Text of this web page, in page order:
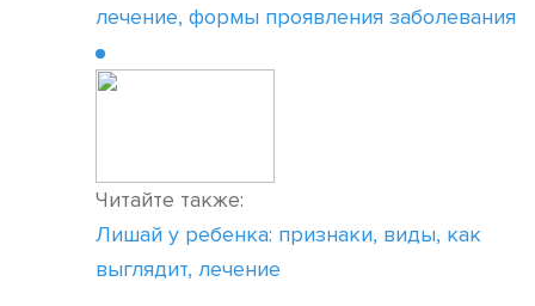
лечение, формы проявления заболевания
Читайте также:
Лишай у ребенка: признаки, виды, как
выглядит, лечение